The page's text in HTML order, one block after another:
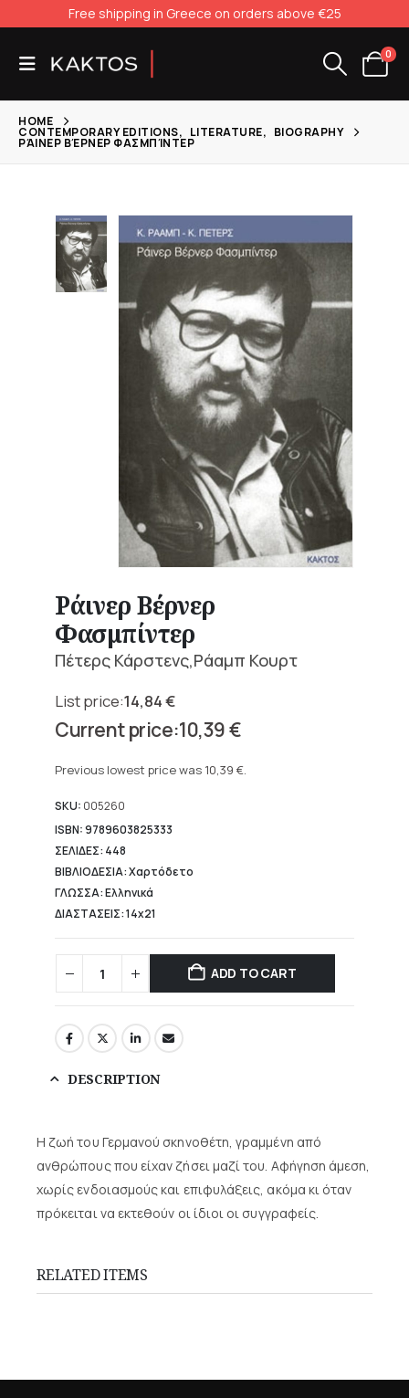
Free shipping in Greece on orders above €25
0
HOME
CONTEMPORARY EDITIONS, LITERATURE, BIOGRAPHY
ΡΆΙΝΕΡ ΒΈΡΝΕΡ ΦΑΣΜΠΊΝΤΕΡ
Ράινερ Βέρνερ
Φασμπίντερ
Πέτερς Κάρστενς,Ράαμπ Κουρτ
14,84€
Original
price
14,84 €.
10,39€
price
10,39 €.
Previous lowest price was 10,39 €.
SKU: 005260
ISBN: 9789603825333
ΣΕΛΙΔΕΣ: 448
ΒΙΒΛΙΟΔΕΣΙΑ: Χαρτόδετο
ΓΛΩΣΣΑ: Ελληνικά
ΔΙΑΣΤΑΣΕΙΣ: 14x21
ADD TO CART
DESCRIPTION
Η ζωή του Γερμανού σκηνοθέτη, γραμμένη από
ανθρώπους που είχαν ζήσει μαζί του. Αφήγηση άμεση,
χωρίς ενδοιασμούς και επιφυλάξεις, ακόμα κι όταν
πρόκειται να εκτεθούν οι ίδιοι οι συγγραφείς.
RELATED ITEMS